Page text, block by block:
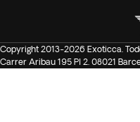
Copyright 2013-2026 Exoticca.
Carrer Aribau 195 Pl 2. 08021